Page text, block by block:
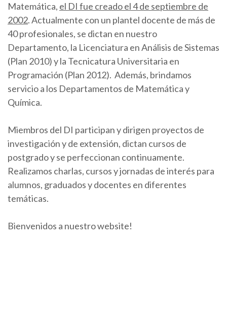
Matemática, el DI fue creado el 4 de septiembre de
2002. Actualmente con un plantel docente de más de
40 profesionales, se dictan en nuestro
Departamento, la Licenciatura en Análisis de Sistemas
(Plan 2010) y la Tecnicatura Universitaria en
Programación (Plan 2012). Además, brindamos
servicio a los Departamentos de Matemática y
Química.
Miembros del DI participan y dirigen proyectos de
investigación y de extensión, dictan cursos de
postgrado y se perfeccionan continuamente.
Realizamos charlas, cursos y jornadas de interés para
alumnos, graduados y docentes en diferentes
temáticas.
Bienvenidos a nuestro website!